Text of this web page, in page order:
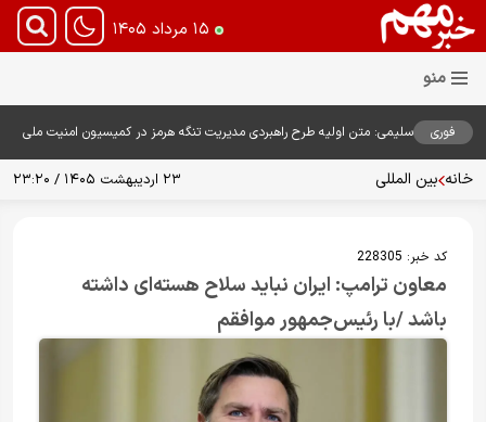
۱۵ مرداد ۱۴۰۵
فوری
سلیمی: متن اولیه طرح راهبردی مدیریت تنگه هرمز در کمیسیون امنیت ملی
خانه بین المللی ۲۳ اردیبهشت ۱۴۰۵ / ۲۳:۲۰
کد خبر: 228305
معاون ترامپ: ایران نباید سلاح هسته‌ای داشته
باشد /با رئیس‌جمهور موافقم